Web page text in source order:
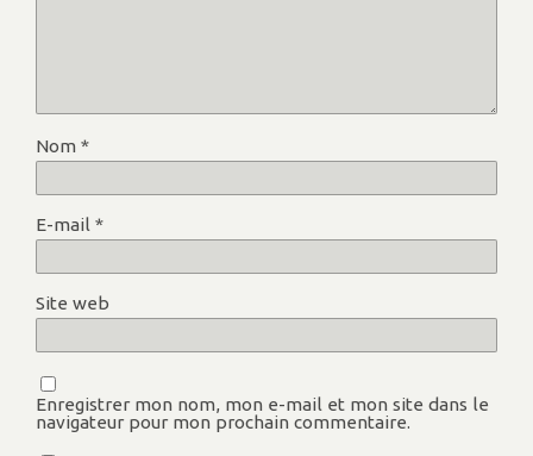
Nom *
E-mail *
Site web
Enregistrer mon nom, mon e-mail et mon site dans le
navigateur pour mon prochain commentaire.